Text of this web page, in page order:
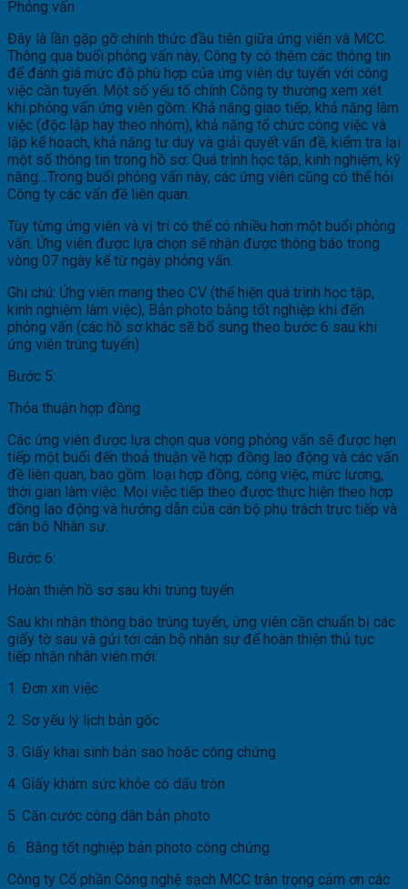
Phỏng vấn
Đây là lần gặp gỡ chính thức đầu tiên giữa ứng viên và MCC.
Thông qua buổi phỏng vấn này, Công ty có thêm các thông tin
để đánh giá mức độ phù hợp của ứng viên dự tuyển với công
việc cần tuyển. Một số yếu tố chính Công ty thường xem xét
khi phỏng vấn ứng viên gồm: Khả năng giao tiếp, khả năng làm
việc (độc lập hay theo nhóm), khả năng tổ chức công việc và
lập kế hoạch, khả năng tư duy và giải quyết vấn đề, kiểm tra lại
một số thông tin trong hồ sơ: Quá trình học tập, kinh nghiệm, kỹ
năng…Trong buổi phỏng vấn này, các ứng viên cũng có thể hỏi
Công ty các vấn đề liên quan.
Tùy từng ứng viên và vị trí có thể có nhiều hơn một buổi phỏng
vấn. Ứng viên được lựa chọn sẽ nhận được thông báo trong
vòng 07 ngày kể từ ngày phỏng vấn.
Ghi chú: Ứng viên mang theo CV (thể hiện quá trình học tập,
kinh nghiệm làm việc), Bản photo bằng tốt nghiệp khi đến
phỏng vấn (các hồ sơ khác sẽ bổ sung theo bước 6 sau khi
ứng viên trúng tuyển)
Bước 5:
Thỏa thuận hợp đồng
Các ứng viên được lựa chọn qua vòng phỏng vấn sẽ được hẹn
tiếp một buổi đến thoả thuận về hợp đồng lao động và các vấn
đề liên quan, bao gồm: loại hợp đồng, công việc, mức lương,
thời gian làm việc. Mọi việc tiếp theo được thực hiện theo hợp
đồng lao động và hướng dẫn của cán bộ phụ trách trực tiếp và
cán bộ Nhân sự.
Bước 6:
Hoàn thiện hồ sơ sau khi trúng tuyển
Sau khi nhận thông báo trúng tuyển, ứng viên cần chuẩn bị các
giấy tờ sau và gửi tới cán bộ nhân sự để hoàn thiện thủ tục
tiếp nhận nhân viên mới:
1. Đơn xin việc
2. Sơ yếu lý lịch bản gốc
3. Giấy khai sinh bản sao hoặc công chứng
4. Giấy khám sức khỏe có dấu tròn
5. Căn cước công dân bản photo
6. Bằng tốt nghiệp bản photo công chứng
Công ty Cổ phần Công nghệ sạch MCC trân trọng cảm ơn các